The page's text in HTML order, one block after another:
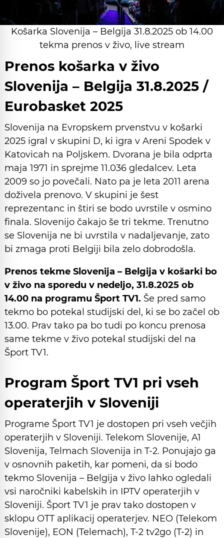
Košarka Slovenija – Belgija 31.8.2025 ob 14.00
tekma prenos v živo, live stream
Prenos košarka v živo
Slovenija – Belgija 31.8.2025 /
Eurobasket 2025
Slovenija na Evropskem prvenstvu v košarki
2025 igral v skupini D, ki igra v Areni Spodek v
Katovicah na Poljskem. Dvorana je bila odprta
maja 1971 in sprejme 11.036 gledalcev. Leta
2009 so jo povečali. Nato pa je leta 2011 arena
doživela prenovo. V skupini je šest
reprezentanc in štiri se bodo uvrstile v osmino
finala. Slovenijo čakajo še tri tekme. Trenutno
se Slovenija ne bi uvrstila v nadaljevanje, zato
bi zmaga proti Belgiji bila zelo dobrodošla.
Prenos tekme Slovenija – Belgija v košarki bo
v živo na sporedu v nedeljo, 31.8.2025 ob
14.00 na programu Šport TV1. Še pred samo
tekmo bo potekal studijski del, ki se bo začel ob
13.00. Prav tako pa bo tudi po koncu prenosa
same tekme v živo potekal studijski del na
Šport TV1.
Program Šport TV1 pri vseh
operaterjih v Sloveniji
Programe Šport TV1 je dostopen pri vseh večjih
operaterjih v Sloveniji. Telekom Slovenije, A1
Slovenija, Telmach Slovenija in T-2. Ponujajo ga
v osnovnih paketih, kar pomeni, da si bodo
tekmo Slovenija – Belgija v živo lahko ogledali
vsi naročniki kabelskih in IPTV operaterjih v
Sloveniji. Šport TV1 je prav tako dostopen v
sklopu OTT aplikacij operaterjev. NEO (Telekom
Slovenije), EON (Telemach), T‑2 tv2go (T‑2) in